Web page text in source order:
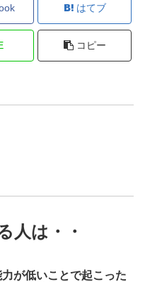
はてブ
コピー
人は・・
が低いことで起こった